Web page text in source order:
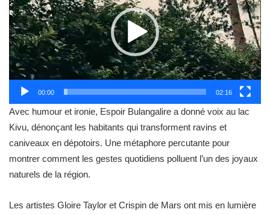
00:00 02:16
Avec humour et ironie, Espoir Bulangalire a donné voix au lac
Kivu, dénonçant les habitants qui transforment ravins et
caniveaux en dépotoirs. Une métaphore percutante pour
montrer comment les gestes quotidiens polluent l’un des joyaux
naturels de la région.
Les artistes Gloire Taylor et Crispin de Mars ont mis en lumière